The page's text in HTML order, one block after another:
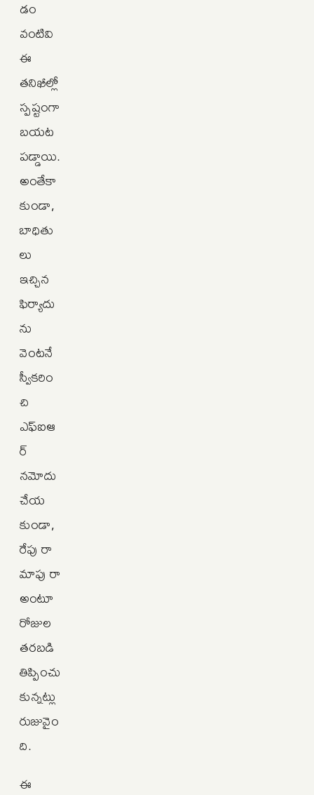
డం
వంటివి
ఈ
తనిఖీల్లో
స్పష్టంగా
బయట
పడ్డాయి.
అంతేకా
కుండా,
బాధితు
లు
ఇచ్చిన
ఫిర్యాదు
ను
వెంటనే
స్వీకరిం
చి
ఎఫ్‌ఐఆ
ర్
నమోదు
చేయ
కుండా,
రేపు రా
మాపు రా
అంటూ
రోజుల
తరబడి
తిప్పించు
కున్నట్లు
రుజువైం
ది.
ఈ